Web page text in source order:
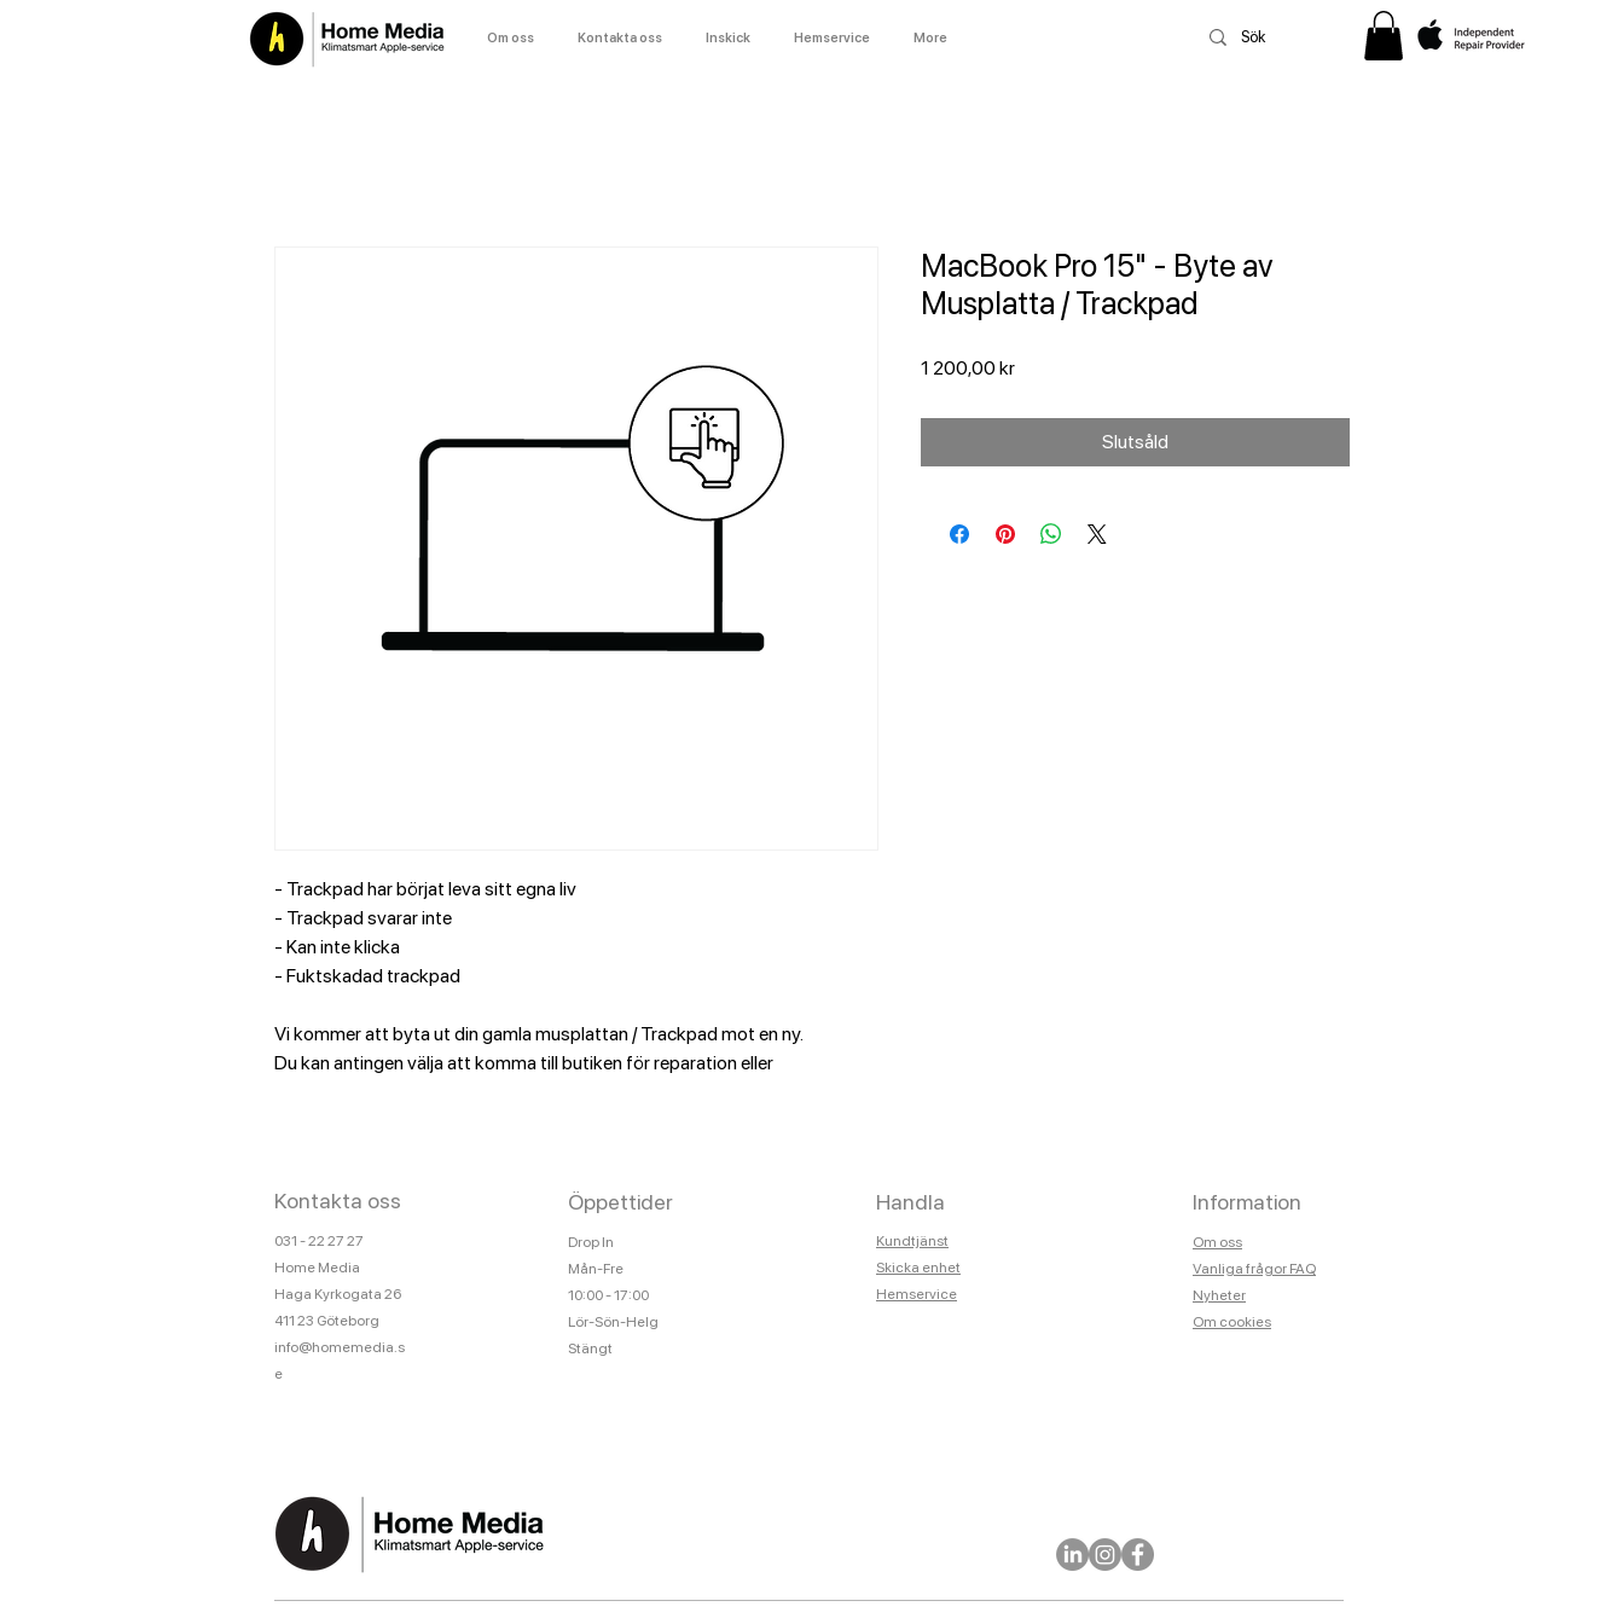
Om oss Kontakta oss Inskick Hemservice More
- Trackpad har börjat leva sitt egna liv
- Trackpad svarar inte
- Kan inte klicka
- Fuktskadad trackpad
Vi kommer att byta ut din gamla musplattan / Trackpad mot en ny.
Du kan antingen välja att komma till butiken för reparation eller
MacBook Pro 15" - Byte av
Musplatta / Trackpad
1 200,00 krPris
Slutsåld
Kontakta oss
031 - 22 27 27
Home Media
Haga Kyrkogata 26
411 23 Göteborg
info@homemedia.s
e
Öppettider
Drop In
Mån-Fre
10:00 - 17:00
Lör-Sön-Helg
Stängt
Handla
Kundtjänst
Skicka enhet
Hemservice
Information
Om oss
Vanliga frågor FAQ
Nyheter
Om cookies